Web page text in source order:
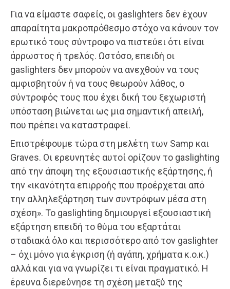
Για να είμαστε σαφείς, οι gaslighters δεν έχουν
απαραίτητα μακροπρόθεσμο στόχο να κάνουν τον
ερωτικό τους σύντροφο να πιστεύει ότι είναι
άρρωστος ή τρελός. Ωστόσο, επειδή οι
gaslighters δεν μπορούν να ανεχθούν να τους
αμφισβητούν ή να τους θεωρούν λάθος, ο
σύντροφός τους που έχει δική του ξεχωριστή
υπόσταση βιώνεται ως μια σημαντική απειλή,
που πρέπει να καταστραφεί.
Επιστρέφουμε τώρα στη μελέτη των Samp και
Graves. Οι ερευνητές αυτοί ορίζουν το gaslighting
από την άποψη της εξουσιαστικής εξάρτησης, ή
την «ικανότητα επιρροής που προέρχεται από
την αλληλεξάρτηση των συντρόφων μέσα στη
σχέση». Το gaslighting δημιουργεί εξουσιαστική
εξάρτηση επειδή το θύμα του εξαρτάται
σταδιακά όλο και περισσότερο από τον gaslighter
– όχι μόνο για έγκριση (ή αγάπη, χρήματα κ.ο.κ.)
αλλά και για να γνωρίζει τι είναι πραγματικό. Η
έρευνα διερεύνησε τη σχέση μεταξύ της